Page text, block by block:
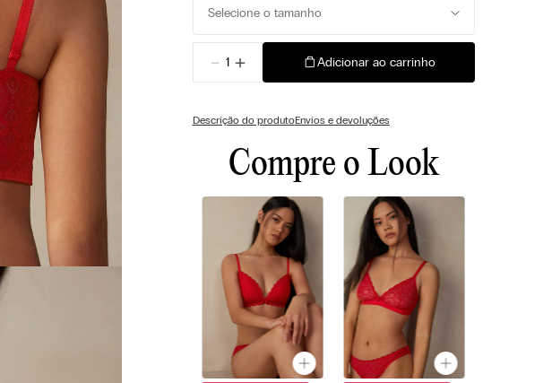
Selecione o tamanho
＋
－ Adicionar ao carrinho
Descrição do produtoEnvios e devoluções
Compre o Look